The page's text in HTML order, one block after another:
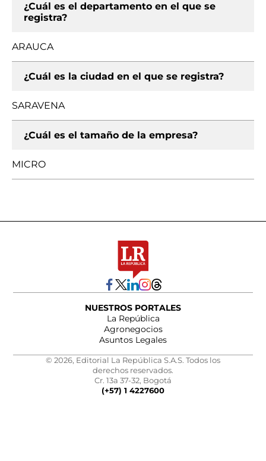
¿Cuál es el departamento en el que se
registra?
ARAUCA
¿Cuál es la ciudad en el que se registra?
SARAVENA
¿Cuál es el tamaño de la empresa?
MICRO
NUESTROS PORTALES
La República
Agronegocios
Asuntos Legales
© 2026, Editorial La República S.A.S. Todos los
derechos reservados.
Cr. 13a 37-32, Bogotá
(+57) 1 4227600